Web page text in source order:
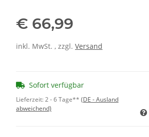
€ 66,99
inkl. MwSt. , zzgl. Versand
Sofort verfügbar
Lieferzeit:2 - 6 Tage** (DE - Ausland
abweichend)